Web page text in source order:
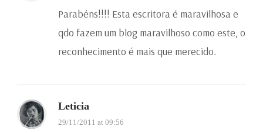
Parabéns!!!! Esta escritora é maravilhosa e
qdo fazem um blog maravilhoso como este, o
reconhecimento é mais que merecido.
Leticia
29/11/2011 at 09:56